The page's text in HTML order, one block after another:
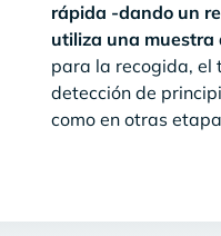
rápida -dando un
utiliza una muestra
para la recogida, el
detección de
como en otras